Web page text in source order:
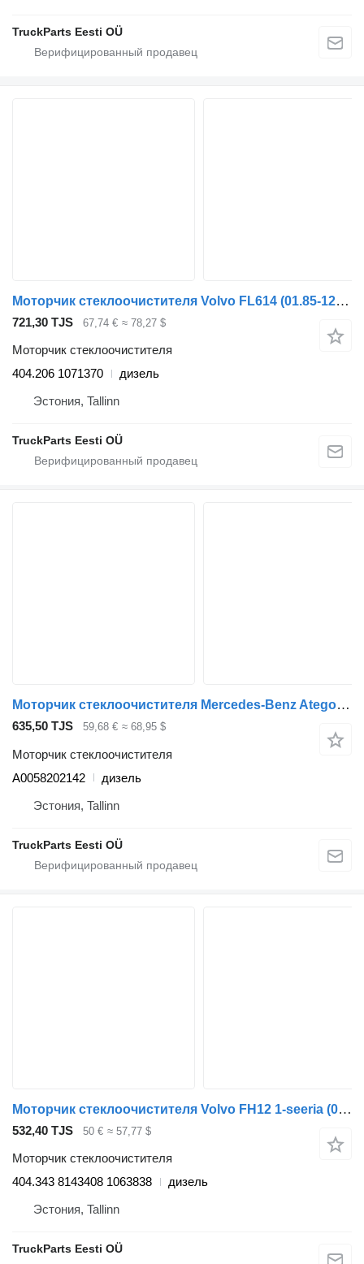
TruckParts Eesti OÜ
Моторчик стеклоочистителя Volvo FL614 (01.85-12.00) 404.206 для тягача Volvo FL, FL6, FL7, FL10, FL12, FS718 (1985-2005)
721,30 TJS 67,74 € ≈ 78,27 $
Моторчик стеклоочистителя
404.206 1071370
дизель
Эстония, Tallinn
TruckParts Eesti OÜ
Моторчик стеклоочистителя Mercedes-Benz Atego 817 (01.98-12.04) A0058202142 для тягача Mercedes-Benz Atego, Atego 2, Atego 3 (1996-)
635,50 TJS 59,68 € ≈ 68,95 $
Моторчик стеклоочистителя
A0058202142
дизель
Эстония, Tallinn
TruckParts Eesti OÜ
Моторчик стеклоочистителя Volvo FH12 1-seeria (01.93-12.02) 404.343 для тягача Volvo FH12, FH16, NH12, FH, VNL780 (1993-2014)
532,40 TJS 50 € ≈ 57,77 $
Моторчик стеклоочистителя
404.343 8143408 1063838
дизель
Эстония, Tallinn
TruckParts Eesti OÜ